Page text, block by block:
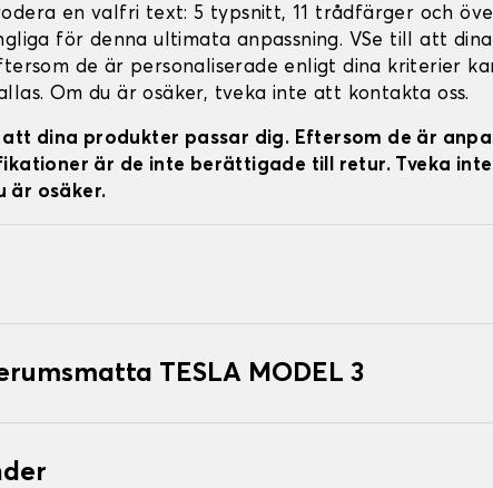
en valfri text: 5 typsnitt, 11 trådfärger och
för denna ultimata anpassning. VSe till att
de är personaliserade enligt dina kriterier
Om du är osäker, tveka inte att kontakta oss.
att dina produkter passar dig. Eftersom de är
är de inte berättigade till retur. Tveka
är osäker.
TESLA MODEL 3